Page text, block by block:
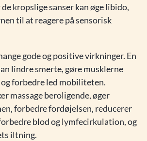
kropslige sanser kan øge libido,
til at reagere på sensorisk
gode og positive virkninger. En
lindre smerte, gøre musklerne
forbedre led mobiliteten.
massage beroligende, øger
forbedre fordøjelsen, reducerer
blod og lymfecirkulation, og
iltning.